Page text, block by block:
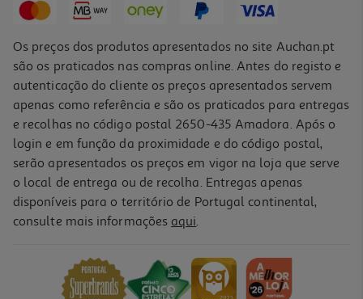
K-Line 5mm Inart Preto 50x70cm
Os preços dos produtos apresentados no site Auchan.pt
são os praticados nas compras online. Antes do registo e
autenticação do cliente os preços apresentados servem
apenas como referência e são os praticados para entregas
e recolhas no código postal 2650-435 Amadora. Após o
login e em função da proximidade e do código postal,
serão apresentados os preços em vigor na loja que serve
o local de entrega ou de recolha. Entregas apenas
disponíveis para o território de Portugal continental,
consulte mais informações aqui.